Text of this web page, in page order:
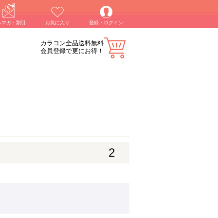
マガ・割引 お気に入り 登録・ログイン
カラコン全品送料無料
会員登録で更にお得！
2